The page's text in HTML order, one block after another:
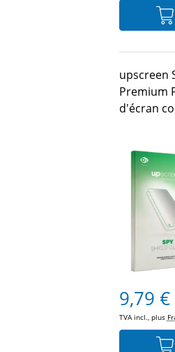
upscreen
Premium
d'écran
9,79 €
TVA incl., plus